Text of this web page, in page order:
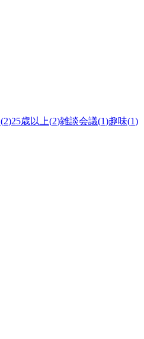
(2)25歳以上(2)雑談会議(1)趣味(1)